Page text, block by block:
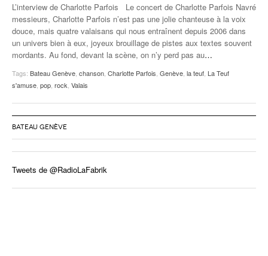
L’interview de Charlotte Parfois Le concert de Charlotte Parfois Navré
messieurs, Charlotte Parfois n’est pas une jolie chanteuse à la voix
douce, mais quatre valaisans qui nous entraînent depuis 2006 dans
un univers bien à eux, joyeux brouillage de pistes aux textes souvent
mordants. Au fond, devant la scène, on n’y perd pas au…
Tags: Bateau Genève chanson Charlotte Parfois Genève la teuf La Teuf
s'amuse pop rock Valais
BATEAU GENÈVE
Tweets de @RadioLaFabrik